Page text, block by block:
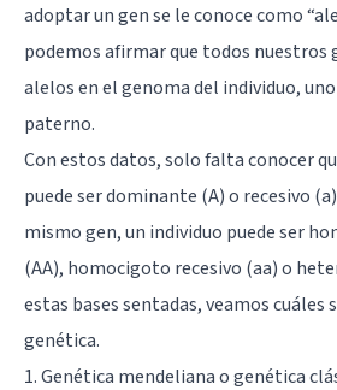
adoptar un gen se le conoce como
podemos afirmar que todos nuestros
alelos en el genoma del individuo,
paterno.
Con estos datos, solo falta conocer
puede ser dominante (A) o recesivo
mismo gen, un individuo puede ser
(AA), homocigoto recesivo (aa) o
estas bases sentadas, veamos cuáles
genética.
1. Genética mendeliana o genética